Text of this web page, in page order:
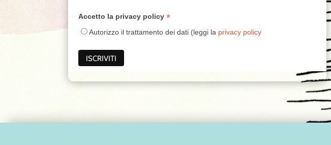
Accetto la privacy policy*
Autorizzo il trattamento dei dati (leggi la privacy policy